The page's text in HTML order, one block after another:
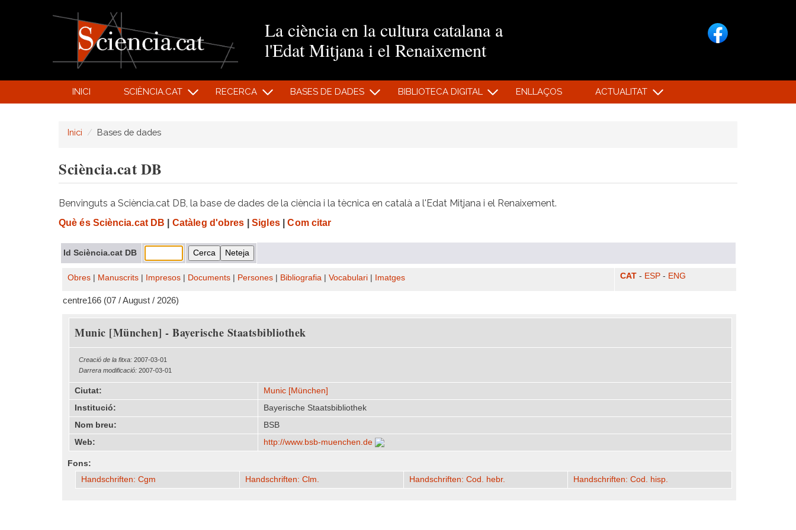
La ciència en la cultura catalana a
l'Edat Mitjana i el Renaixement
INICI SCIÈNCIA.CAT RECERCA BASES DE DADES BIBLIOTECA DIGITAL ENLLAÇOS ACTUALITAT
Inici Bases de dades
Sciència.cat DB
Benvinguts a Sciència.cat DB, la base de dades de la ciència i la tècnica en català a l'Edat Mitjana i el Renaixement.
Què és Sciència.cat DB Catàleg d'obres Sigles| Com citar
Id Sciència.cat DB
Obres Manuscrits Impresos Documents Persones Bibliografia Vocabulari Imatges CAT - ESP - ENG
centre166 (07 / August / 2026)
Munic [München] - Bayerische Staatsbibliothek
Creació de la fitxa: 2007-03-01
Darrera modificació: 2007-03-01
Ciutat:
Munic [München]
Institució:
Bayerische Staatsbibliothek
Nom breu:
BSB
Web:
http:/​/​www.bsb-muenchen.de
Fons:
Handschriften: Cgm
Handschriften: Clm. Handschriften: Cod. hebr. Handschriften: Cod. hisp.